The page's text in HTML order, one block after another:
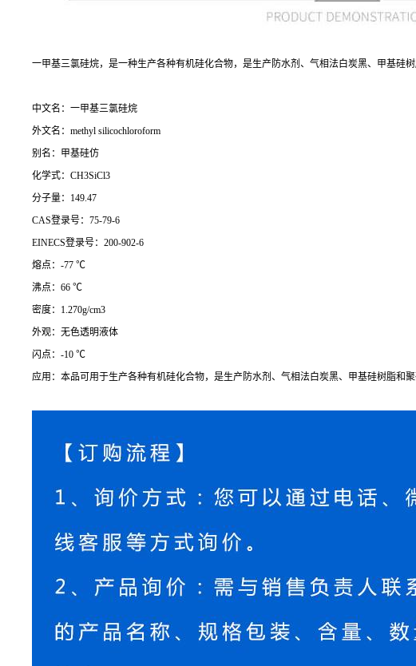
一甲基三氯硅烷，是一种生产各种有机硅化合物，是生产防水剂、气相法白炭黑、甲基硅
中文名：一甲基三氯硅烷
外文名： methyl silicochloroform
别名：甲基硅仿
化学式： CH3SiCl3
分子量： 149.47
CAS登录号： 75-79-6
EINECS登录号： 200-902-6
熔点： -77 ℃
沸点： 66 ℃
密度： 1.270g/cm3
外观：无色透明液体
闪点： -10 ℃
应用：本品可用于生产各种有机硅化合物，是生产防水剂、气相法白炭黑、甲基硅树脂和聚